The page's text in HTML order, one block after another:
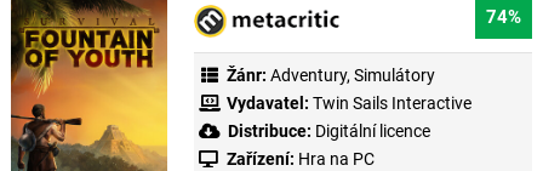
74%
Žánr: Adventury, Simulátory
Vydavatel: Twin Sails Interactive
Distribuce: Digitální licence
Zařízení: Hra na PC